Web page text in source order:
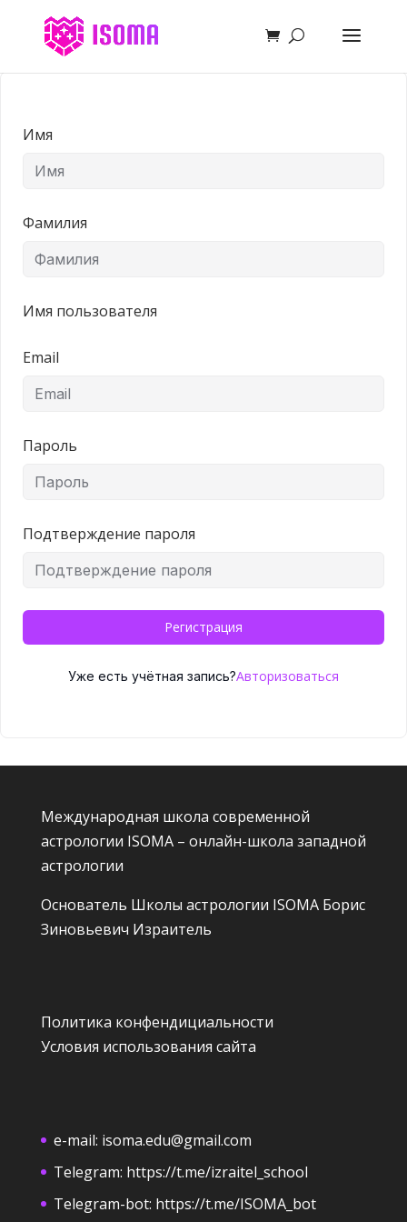
Имя
Фамилия
Имя пользователя
Email
Пароль
Подтверждение пароля
Регистрация
Уже есть учётная запись?Авторизоваться
Международная школа современной
астрологии ISOMA – онлайн-школа западной
астрологии
Основатель Школы астрологии ISOMA Борис
Зиновьевич Израитель
Политика конфендициальности
Условия использования сайта
e-mail: isoma.edu@gmail.com
Telegram: https://t.me/izraitel_school
Telegram-bot: https://t.me/ISOMA_bot